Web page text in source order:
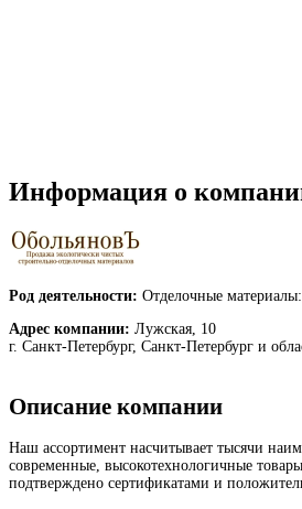
Информация о
Род деятельности: Отделочные
Адрес компании: Лужская, 10
г. Санкт-Петербург, Санкт-Петербург и
Описание компании
Наш ассортимент насчитывает тысячи
современные, высокотехнологичные
подтверждено сертификатами и